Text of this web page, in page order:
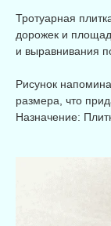
Тротуарная
дорожек и
и выравнивания
Рисунок
размера, что
Назначение: